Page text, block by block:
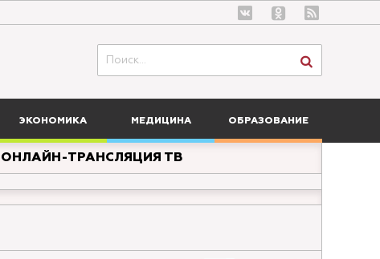
ЭКОНОМИКА МЕДИЦИНА ОБРАЗОВАНИЕ
ОНЛАЙН-ТРАНСЛЯЦИЯ ТВ